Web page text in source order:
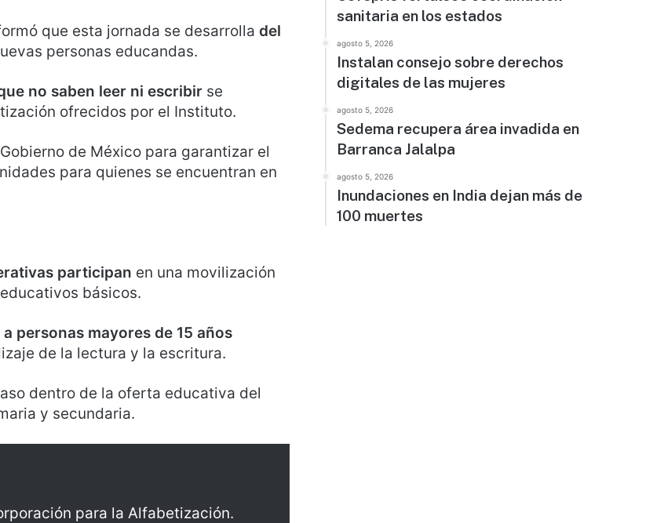
que esta jornada se desarrolla del
personas educandas.
no saben leer ni escribir se
ofrecidos por el Instituto.
de México para garantizar el
para quienes se encuentran en
participan en una movilización
básicos.
personas mayores de 15 años
de la lectura y la escritura.
dentro de la oferta educativa del
y secundaria.
para la Alfabetización.
sanitaria en los estados
agosto 5, 2026
Instalan consejo sobre derechos
digitales de las mujeres
agosto 5, 2026
Sedema recupera área invadida en
Barranca Jalalpa
agosto 5, 2026
Inundaciones en India dejan más de
100 muertes